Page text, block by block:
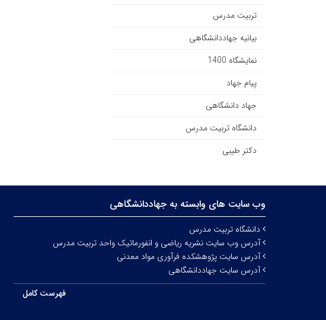
تربیت مدرس
بیانیه جهاددانشگاهی
نمایشگاه 1400
پیام جهاد
جهاد دانشگاهی
دانشگاه تربیت مدرس
دکتر طیبی
وب سایت های وابسته به جهاددانشگاهی
دانشگاه تربیت مدرس
آدرس وب سایت نشریه ریاضی و انفورماتیک واحد تربیت مدرس
آدرس سایت پژوهشکده فرآوری مواد معدنی
آدرس سایت جهاددانشگاهی
فهرست کامل